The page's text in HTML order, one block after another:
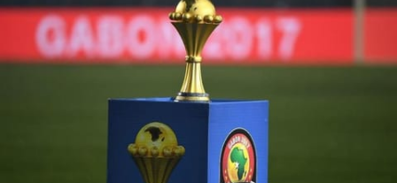
إقتصاد فن
منوعات رياضة